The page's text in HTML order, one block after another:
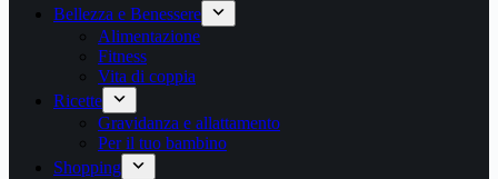
Bellezza e Benessere
Alimentazione
Fitness
Vita di coppia
Ricette
Gravidanza e allattamento
Per il tuo bambino
Shopping